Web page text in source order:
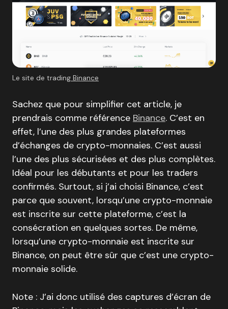
Le site de trading Binance
Sachez que pour simplifier cet article, je
prendrais comme référence Binance. C’est en
effet, l’une des plus grandes plateformes
d’échanges de crypto-monnaies. C’est aussi
l’une des plus sécurisées et des plus complètes.
Idéal pour les débutants et pour les traders
confirmés. Surtout, si j’ai choisi Binance, c’est
parce que souvent, lorsqu’une crypto-monnaie
est inscrite sur cette plateforme, c’est la
consécration en quelques sortes. De même,
lorsqu’une crypto-monnaie est inscrite sur
Binance, on peut être sûr que c’est une crypto-
monnaie solide.
Note : J’ai donc utilisé des captures d’écran de